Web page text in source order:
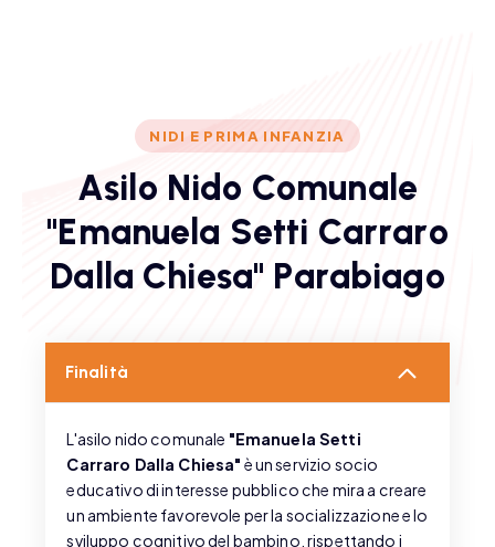
NIDI E PRIMA INFANZIA
Asi o Nido Comuna e
"Emanue a Setti Carraro
Da a Chiesa" Parabiago
Finalità
L'asilo nido comunale "Emanuela Setti
Carraro Dalla Chiesa" è un servizio socio
educativo di interesse pubblico che mira a creare
un ambiente favorevole per la socializzazione e lo
sviluppo cognitivo del bambino, rispettando i